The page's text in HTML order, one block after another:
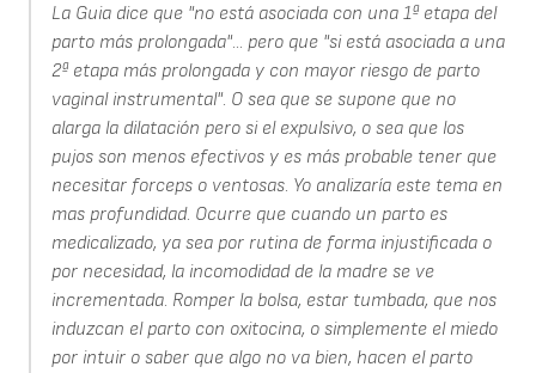
La Guia dice que "no está asociada con una 1ª etapa del
parto más prolongada"... pero que "si está asociada a una
2ª etapa más prolongada y con mayor riesgo de parto
vaginal instrumental". O sea que se supone que no
alarga la dilatación pero si el expulsivo, o sea que los
pujos son menos efectivos y es más probable tener que
necesitar forceps o ventosas. Yo analizaría este tema en
mas profundidad. Ocurre que cuando un parto es
medicalizado, ya sea por rutina de forma injustificada o
por necesidad, la incomodidad de la madre se ve
incrementada. Romper la bolsa, estar tumbada, que nos
induzcan el parto con oxitocina, o simplemente el miedo
por intuir o saber que algo no va bien, hacen el parto